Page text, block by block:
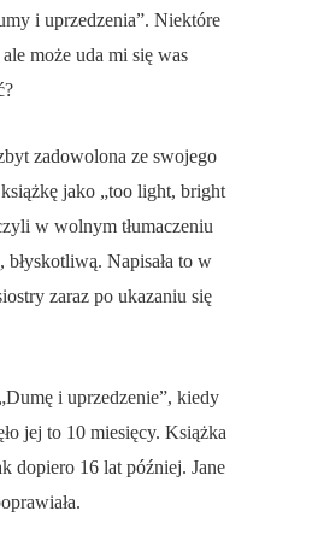
i uprzedzenia”. Niektóre
może uda mi się was
zadowolona ze swojego
książkę jako „too light, bright
w wolnym tłumaczeniu
błyskotliwą. Napisała to w
zaraz po ukazaniu się
i uprzedzenie”, kiedy
jej to 10 miesięcy. Książka
dopiero 16 lat później. Jane